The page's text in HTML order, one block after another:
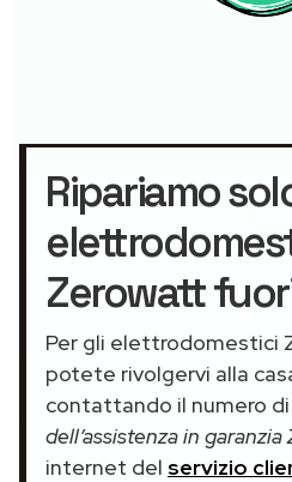
Ripariamo
Zerowatt
Per gli elettrodomestici
potete rivolgervi alla
contattando il numero
dell’assistenza in garanzia
internet del servizio